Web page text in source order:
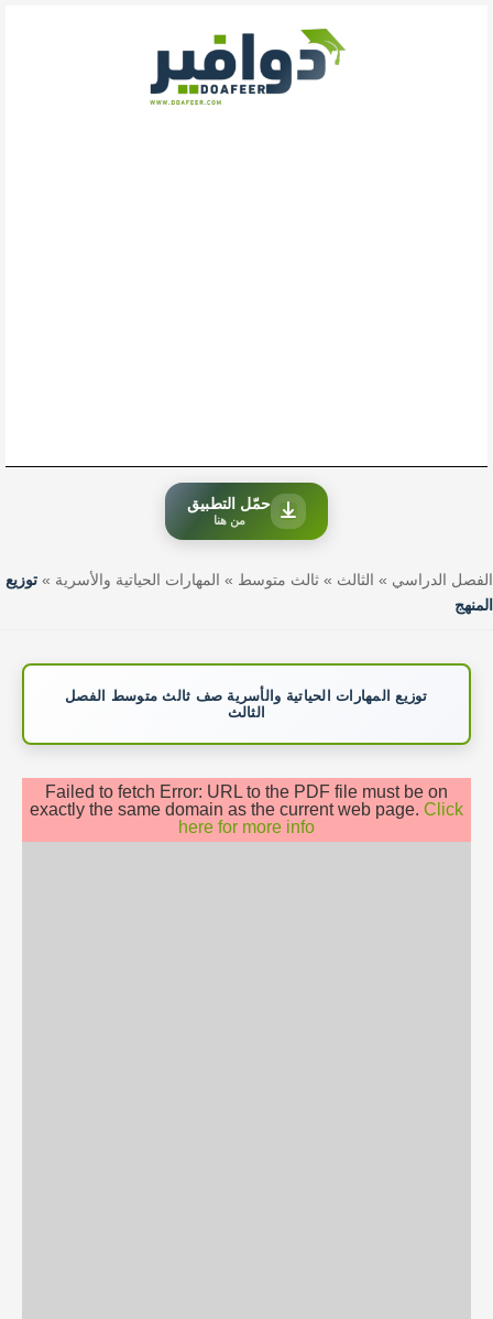
حمّل التطبيق
من هنا
الفصل الدراسي » الثالث » ثالث متوسط » المهارات الحياتية والأسرية » توزيع
المنهج
توزيع المهارات الحياتية والأسرية صف ثالث متوسط الفصل
الثالث
Failed to fetch Error: URL to the PDF file must be on
exactly the same domain as the current web page. Click
here for more info